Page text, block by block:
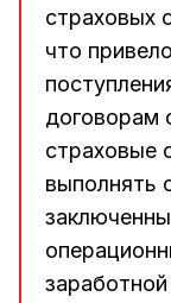
страховых
что
договорам
страховые
выполнять